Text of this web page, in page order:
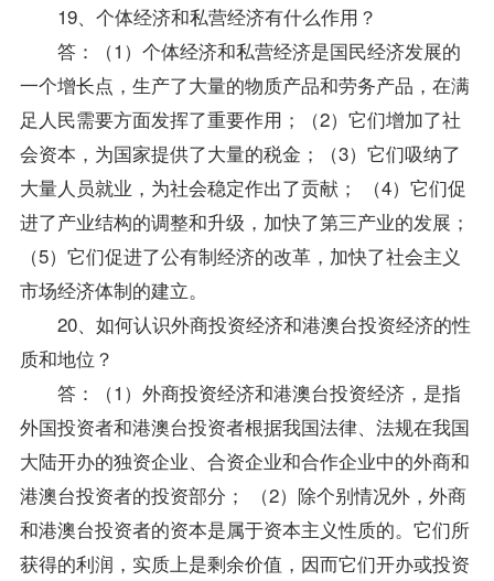
19、个体经济和私营经济有什么作用？
答：（1）个体经济和私营经济是国民经济发展的
一个增长点，生产了大量的物质产品和劳务产品，在满
足人民需要方面发挥了重要作用；（2）它们增加了社
会资本，为国家提供了大量的税金；（3）它们吸纳了
大量人员就业，为社会稳定作出了贡献； （4）它们促
进了产业结构的调整和升级，加快了第三产业的发展；
（5）它们促进了公有制经济的改革，加快了社会主义
市场经济体制的建立。
20、如何认识外商投资经济和港澳台投资经济的性
质和地位？
答：（1）外商投资经济和港澳台投资经济，是指
外国投资者和港澳台投资者根据我国法律、法规在我国
大陆开办的独资企业、合资企业和合作企业中的外商和
港澳台投资者的投资部分； （2）除个别情况外，外商
和港澳台投资者的资本是属于资本主义性质的。它们所
获得的利润，实质上是剩余价值，因而它们开办或投资